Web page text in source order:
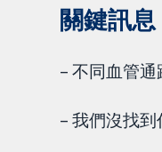
關鍵訊息
– 不同血管通
– 我們沒找